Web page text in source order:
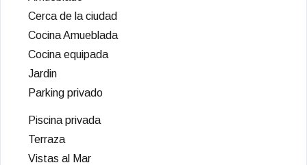
Cerca de la ciudad
Cocina Amueblada
Cocina equipada
Jardin
Parking privado
Piscina privada
Terraza
Vistas al Mar